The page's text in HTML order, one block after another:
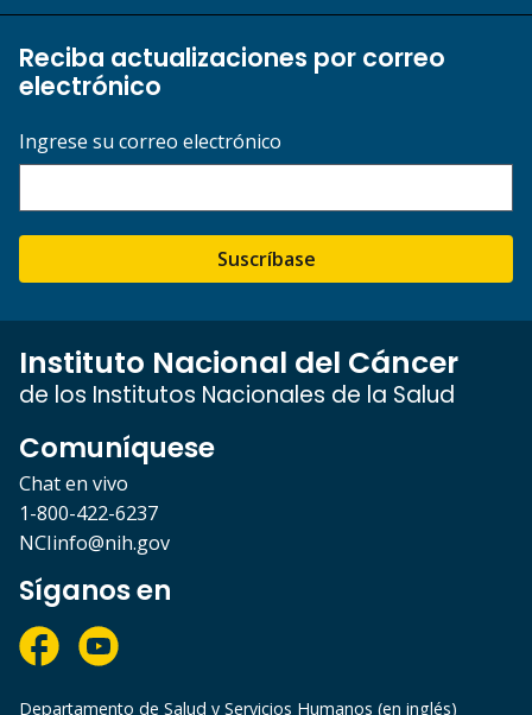
Reciba actualizaciones por correo
electrónico
Ingrese su correo electrónico
Suscríbase
Instituto Nacional del Cáncer
de los Institutos Nacionales de la Salud
Comuníquese
Chat en vivo
1-800-422-6237
NCIinfo@nih.gov
Síganos en
Departamento de Salud y Servicios Humanos (en inglés)